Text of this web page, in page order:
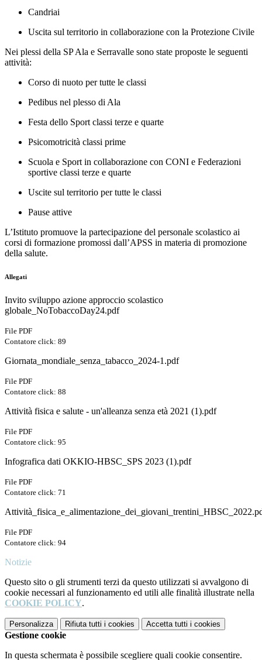
Candriai
Uscita sul territorio in collaborazione con la Protezione Civile
Nei plessi della SP Ala e Serravalle sono state proposte le seguenti
attività:
Corso di nuoto per tutte le classi
Pedibus nel plesso di Ala
Festa dello Sport classi terze e quarte
Psicomotricità classi prime
Scuola e Sport in collaborazione con CONI e Federazioni
sportive classi terze e quarte
Uscite sul territorio per tutte le classi
Pause attive
L’Istituto promuove la partecipazione del personale scolastico ai
corsi di formazione promossi dall’APSS in materia di promozione
della salute.
Allegati
Invito sviluppo azione approccio scolastico
globale_NoTobaccoDay24.pdf
File PDF
Contatore click: 89
Giornata_mondiale_senza_tabacco_2024-1.pdf
File PDF
Contatore click: 88
Attività fisica e salute - un'alleanza senza età 2021 (1).pdf
File PDF
Contatore click: 95
Infografica dati OKKIO-HBSC_SPS 2023 (1).pdf
File PDF
Contatore click: 71
File PDF
Contatore click: 94
Notizie
Questo sito o gli strumenti terzi da questo utilizzati si avvalgono di
cookie necessari al funzionamento ed utili alle finalità illustrate nella
COOKIE POLICY.
Personalizza Rifiuta tutti i cookies Accetta tutti i cookies
Gestione cookie
In questa schermata è possibile scegliere quali cookie consentire.